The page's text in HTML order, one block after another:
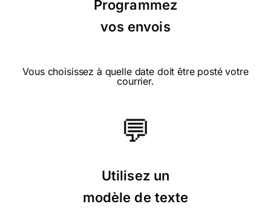
merci beaucoup
⭐⭐⭐⭐⭐ le 23/08/21 : Moderne et
Programmez
vos envois
Vous choisissez à quelle date doit être posté votre
courrier.
💬
Utilisez un
modèle de texte